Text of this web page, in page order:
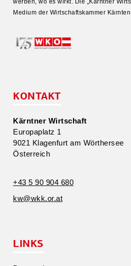
werben, wo es wirkt. Die „Kärntner
Medium der Wirtschafts­kammer
KONTAKT
Kärntner Wirtschaft
Europa­platz 1
9021 Klagenfurt am Wörthersee
Öster­reich
+43 5 90 904 680
kw@​wkk.​or.​at
LINKS